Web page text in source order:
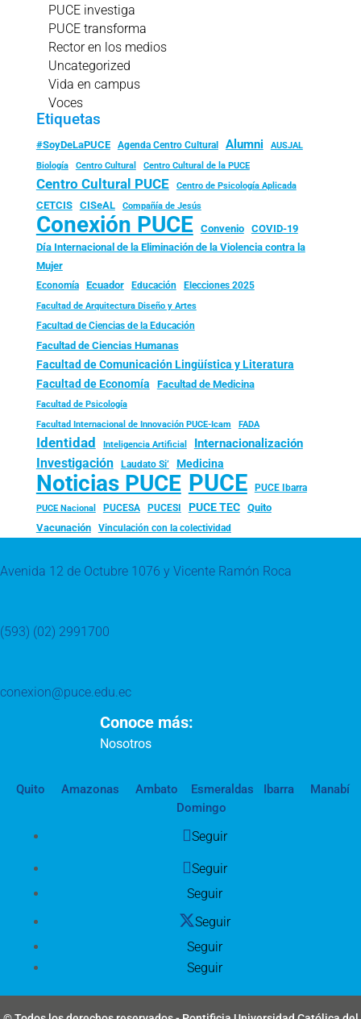
PUCE investiga
PUCE transforma
Rector en los medios
Uncategorized
Vida en campus
Voces
Etiquetas
#SoyDeLaPUCE Agenda Centro Cultural Alumni
AUSJAL
Biología
Centro Cultural Centro Cultural de la PUCE
Centro Cultural PUCE Centro de Psicología Aplicada
CETCIS CISeAL Compañía de Jesús
Conexión PUCE Convenio
COVID-19
Día Internacional de la Eliminación de la Violencia contra la
Mujer
Economía Ecuador Educación Elecciones 2025
Facultad de Arquitectura Diseño y Artes
Facultad de Ciencias de la Educación
Facultad de Ciencias Humanas
Facultad de Comunicación Lingüística y Literatura
Facultad de Economía Facultad de Medicina
Facultad de Psicología
Facultad Internacional de Innovación PUCE-Icam FADA
Identidad Inteligencia Artificial Internacionalización
Investigación Laudato Si’ Medicina
Noticias PUCE PUCE PUCE Ibarra
PUCE Nacional PUCESA PUCESI PUCE TEC
Quito
Vacunación
Vinculación con la colectividad
Avenida 12 de Octubre 1076 y Vicente Ramón Roca
(593) (02) 2991700
conexion@puce.edu.ec
Conoce más:
Nosotros
Quito Amazonas Ambato Esmeraldas Ibarra
Manabí
Domingo
Seguir
Seguir
Seguir
Seguir
Seguir
Seguir